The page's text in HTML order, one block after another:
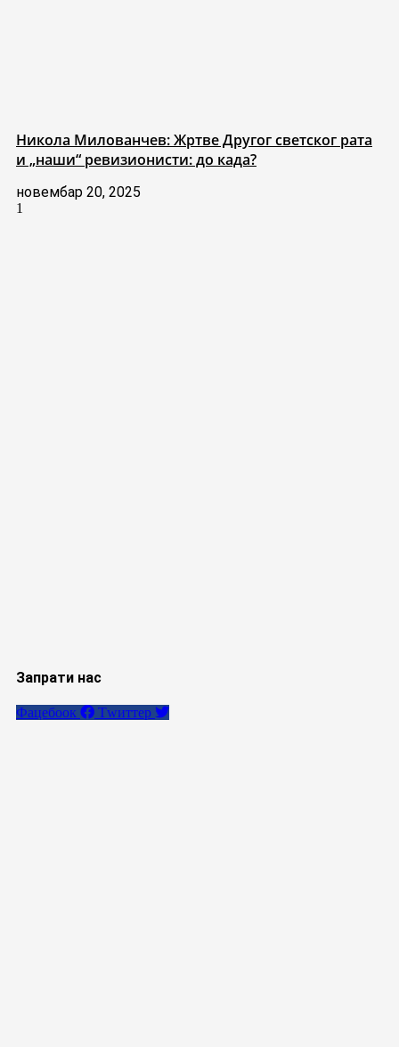
Никола Милованчев: Жртве Другог светског рата
и „наши“ ревизионисти: до када?
новембар 20, 2025
Запрати нас
Фацебоок Тwиттер